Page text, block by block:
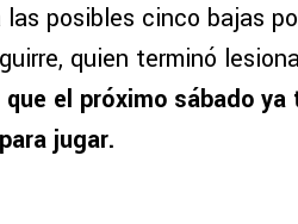
posibles cinco bajas
quien terminó
el próximo sábado
jugar.